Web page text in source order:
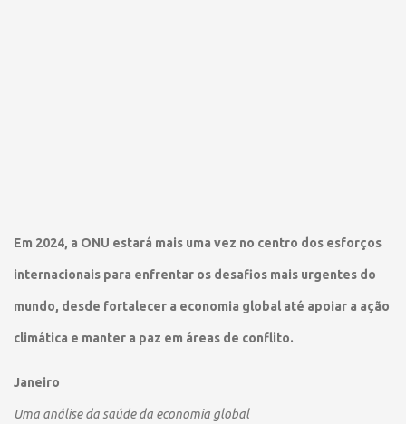
Em 2024, a ONU estará mais uma vez no centro dos esforços
internacionais para enfrentar os desafios mais urgentes do
mundo, desde fortalecer a economia global até apoiar a ação
climática e manter a paz em áreas de conflito.
Janeiro
Uma análise da saúde da economia global